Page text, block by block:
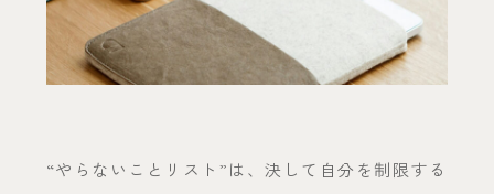
“やらないことリスト”は、決して自分を制限する